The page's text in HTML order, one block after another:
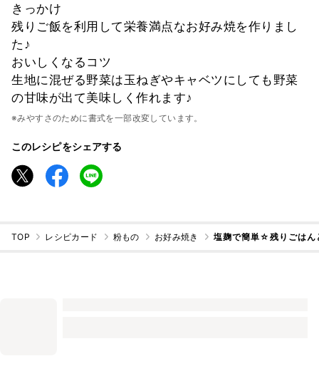
きっかけ
残りご飯を利用して栄養満点なお好み焼を作りまし
た♪
おいしくなるコツ
生地に混ぜる野菜は玉ねぎやキャベツにしても野菜
の甘味が出て美味しく作れます♪
※みやすさのために書式を一部改変しています。
このレシピをシェアする
TOP レシピカード 粉もの お好み焼き 塩麹で簡単☆残りごはん